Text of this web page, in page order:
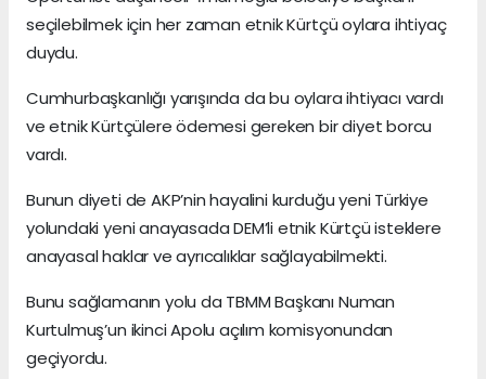
seçilebilmek için her zaman etnik Kürtçü oylara ihtiyaç
duydu.
Cumhurbaşkanlığı yarışında da bu oylara ihtiyacı vardı
ve etnik Kürtçülere ödemesi gereken bir diyet borcu
vardı.
Bunun diyeti de AKP’nin hayalini kurduğu yeni Türkiye
yolundaki yeni anayasada DEM’li etnik Kürtçü isteklere
anayasal haklar ve ayrıcalıklar sağlayabilmekti.
Bunu sağlamanın yolu da TBMM Başkanı Numan
Kurtulmuş’un ikinci Apolu açılım komisyonundan
geçiyordu.